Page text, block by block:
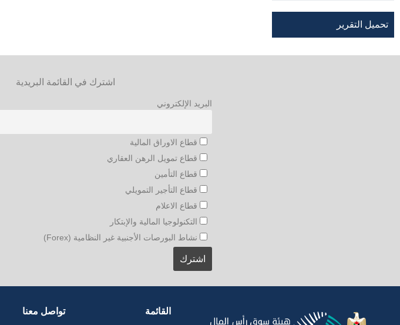
تحميل التقرير
اشترك في القائمة البريدية
البريد الإلكتروني
قطاع الاوراق المالية
قطاع تمويل الرهن العقاري
قطاع التأمين
قطاع التأجير التمويلي
قطاع الاعلام
التكنولوجيا المالية والإبتكار
نشاط البورصات الأجنبية غير النظامية (Forex)
القائمة تواصل معنا